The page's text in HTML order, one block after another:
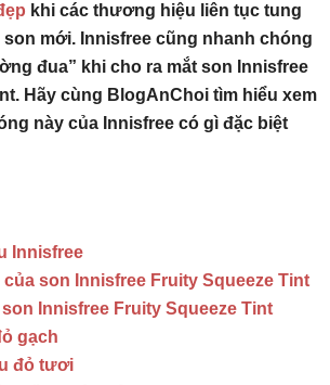
khi các thương hiệu liên tục tung
mới. Innisfree cũng nhanh chóng
đua” khi cho ra mắt son Innisfree
Hãy cùng BlogAnChoi tìm hiểu xem
này của Innisfree có gì đặc biệt
Innisfree
của son Innisfree Fruity Squeeze Tint
Innisfree Fruity Squeeze Tint
gạch
đỏ tươi